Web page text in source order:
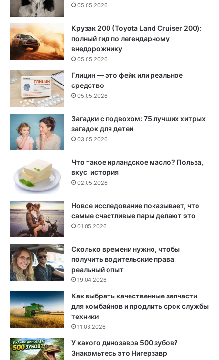
05.05.2026
Крузак 200 (Toyota Land Cruiser 200):
полный гид по легендарному
внедорожнику
05.05.2026
Глицин — это фейк или реальное
средство
05.05.2026
Загадки с подвохом: 75 лучших хитрых
загадок для детей
03.05.2026
Что такое ирландское масло? Польза,
вкус, история
02.05.2026
Новое исследование показывает, что
самые счастливые пары делают это
01.05.2026
Сколько времени нужно, чтобы
получить водительские права:
реальный опыт
19.04.2026
Как выбрать качественные запчасти
для комбайнов и продлить срок службы
техники
11.03.2026
У какого динозавра 500 зубов?
Знакомьтесь это Нигерзавр